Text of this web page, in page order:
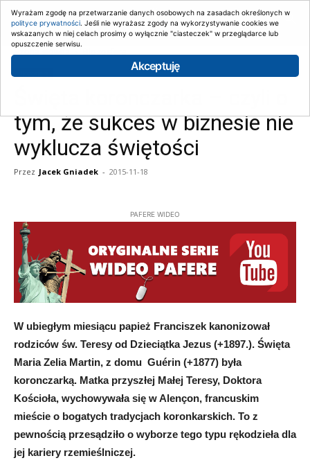
Strona główna
tym, że sukces w biznesie nie
wyklucza świętości
Przez Jacek Gniadek - 2015-11-18
PAFERE WIDEO
W ubiegłym miesiącu papież Franciszek kanonizował
rodziców św. Teresy od Dzieciątka Jezus (+1897.). Święta
Maria Zelia Martin, z domu Guérin (+1877) była
koronczarką. Matka przyszłej Małej Teresy, Doktora
Kościoła, wychowywała się w Alençon, francuskim
mieście o bogatych tradycjach koronkarskich. To z
pewnością przesądziło o wyborze tego typu rękodzieła dla
jej kariery rzemieślniczej.
Wyrażam zgodę na przetwarzanie danych osobowych na zasadach określonych w
polityce prywatności. Jeśli nie wyrażasz zgody na wykorzystywanie cookies we
wskazanych w niej celach prosimy o wyłącznie "ciasteczek" w przeglądarce lub
opuszczenie serwisu.
Akceptuję